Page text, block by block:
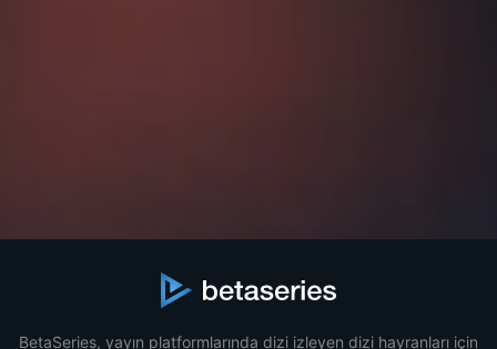
BetaSeries, yayın platformlarında dizi izleyen dizi hayranları için